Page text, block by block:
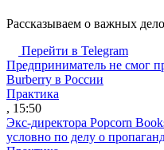
Рассказываем о важных
Перейти в Telegram
Предприниматель не смог
Burberry в России
Практика
, 15:50
Экс-директора Popcorn
условно по делу о